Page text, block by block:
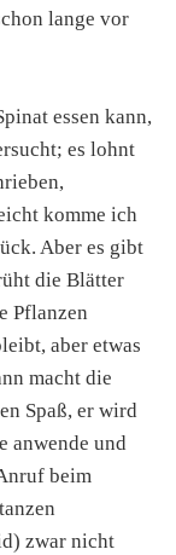
lange vor
essen kann,
es lohnt
komme ich
Aber es gibt
die Blätter
Pflanzen
aber etwas
macht die
Spaß, er wird
anwende und
beim
zwar nicht